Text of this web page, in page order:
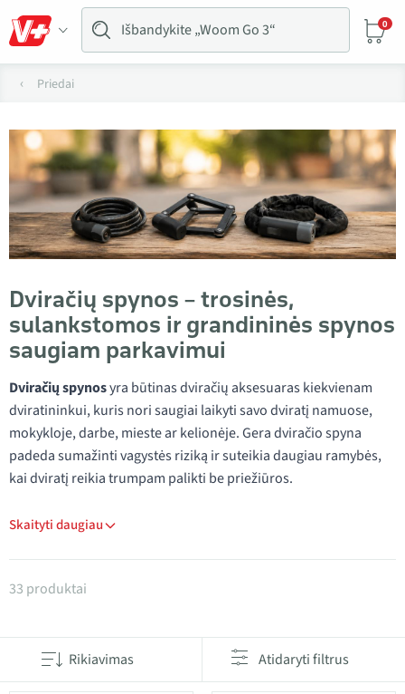
0
Priedai
Dviračių spynos – trosinės,
sulankstomos ir grandininės spynos
saugiam parkavimui
Dviračių spynosyra būtinas dviračių aksesuaras kiekvienam
dviratininkui, kuris nori saugiai laikyti savo dviratį namuose,
mokykloje, darbe, mieste ar kelionėje. Gera dviračio spyna
padeda sumažinti vagystės riziką ir suteikia daugiau ramybės,
kai dviratį reikia trumpam palikti be priežiūros.
Skaityti daugiau
Produktai kategorijoje Dviračių spynos
33 produktai
Rikiavimas Atidaryti filtrus